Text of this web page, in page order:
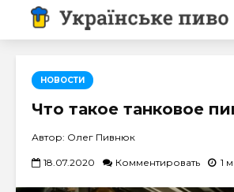
НОВОСТИ
Что такое танковое
Автор: Олег Пивнюк
18.07.2020 Комментировать 1